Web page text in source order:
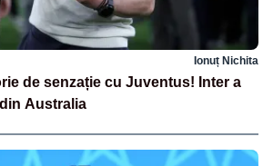
Ionuț Nichita
de senzație cu Juventus! Inter a
Australia